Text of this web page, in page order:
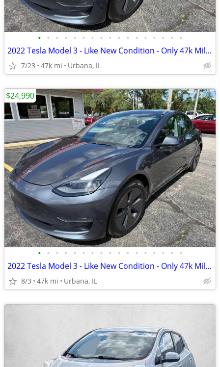
• • • • • • • • • • • • • • • • •
2022 Tesla Model 3 - Like New Condition - Only 47k Miles!
7/23 47k mi Urbana, IL
• • • • • • • • • • • • • • • • •
2022 Tesla Model 3 - Like New Condition - Only 47k Miles!
8/3 47k mi Urbana, IL
$24,990